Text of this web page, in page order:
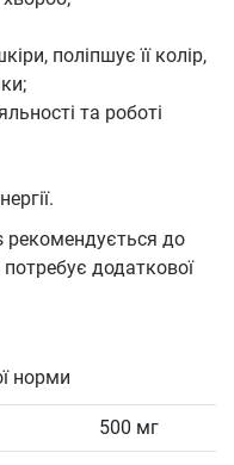
поліпшує її колір,
та роботі
рекомендується до
додаткової
норми
500 мг